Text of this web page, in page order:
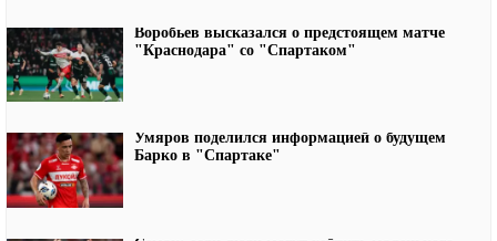
Воробьев высказался о предстоящем матче
"Краснодара" со "Спартаком"
Умяров поделился информацией о будущем
Барко в "Спартаке"